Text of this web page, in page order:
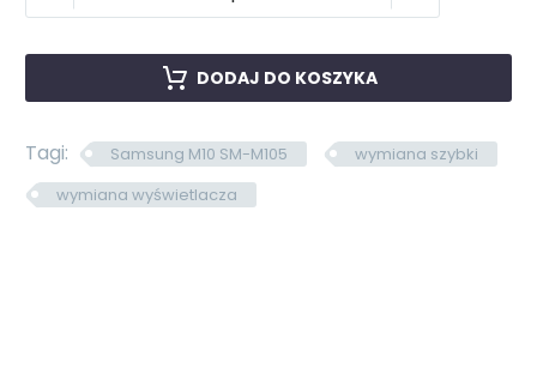
DODAJ DO KOSZYKA
Tagi: Samsung M10 SM-M105
wymiana szybki
wymiana wyświetlacza